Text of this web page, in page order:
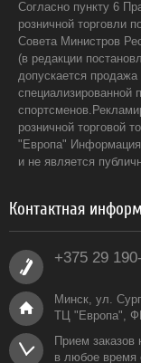
Согласно пункту 6
розничной торговли
Совета Министров
(в редакции
допускается продажа
специализированной
розничной торговой
"Европа" Информация
и не является
Контактная
+375 29
Минск, ул.
ТЦ "Европа",
Прием заказов
в любое время